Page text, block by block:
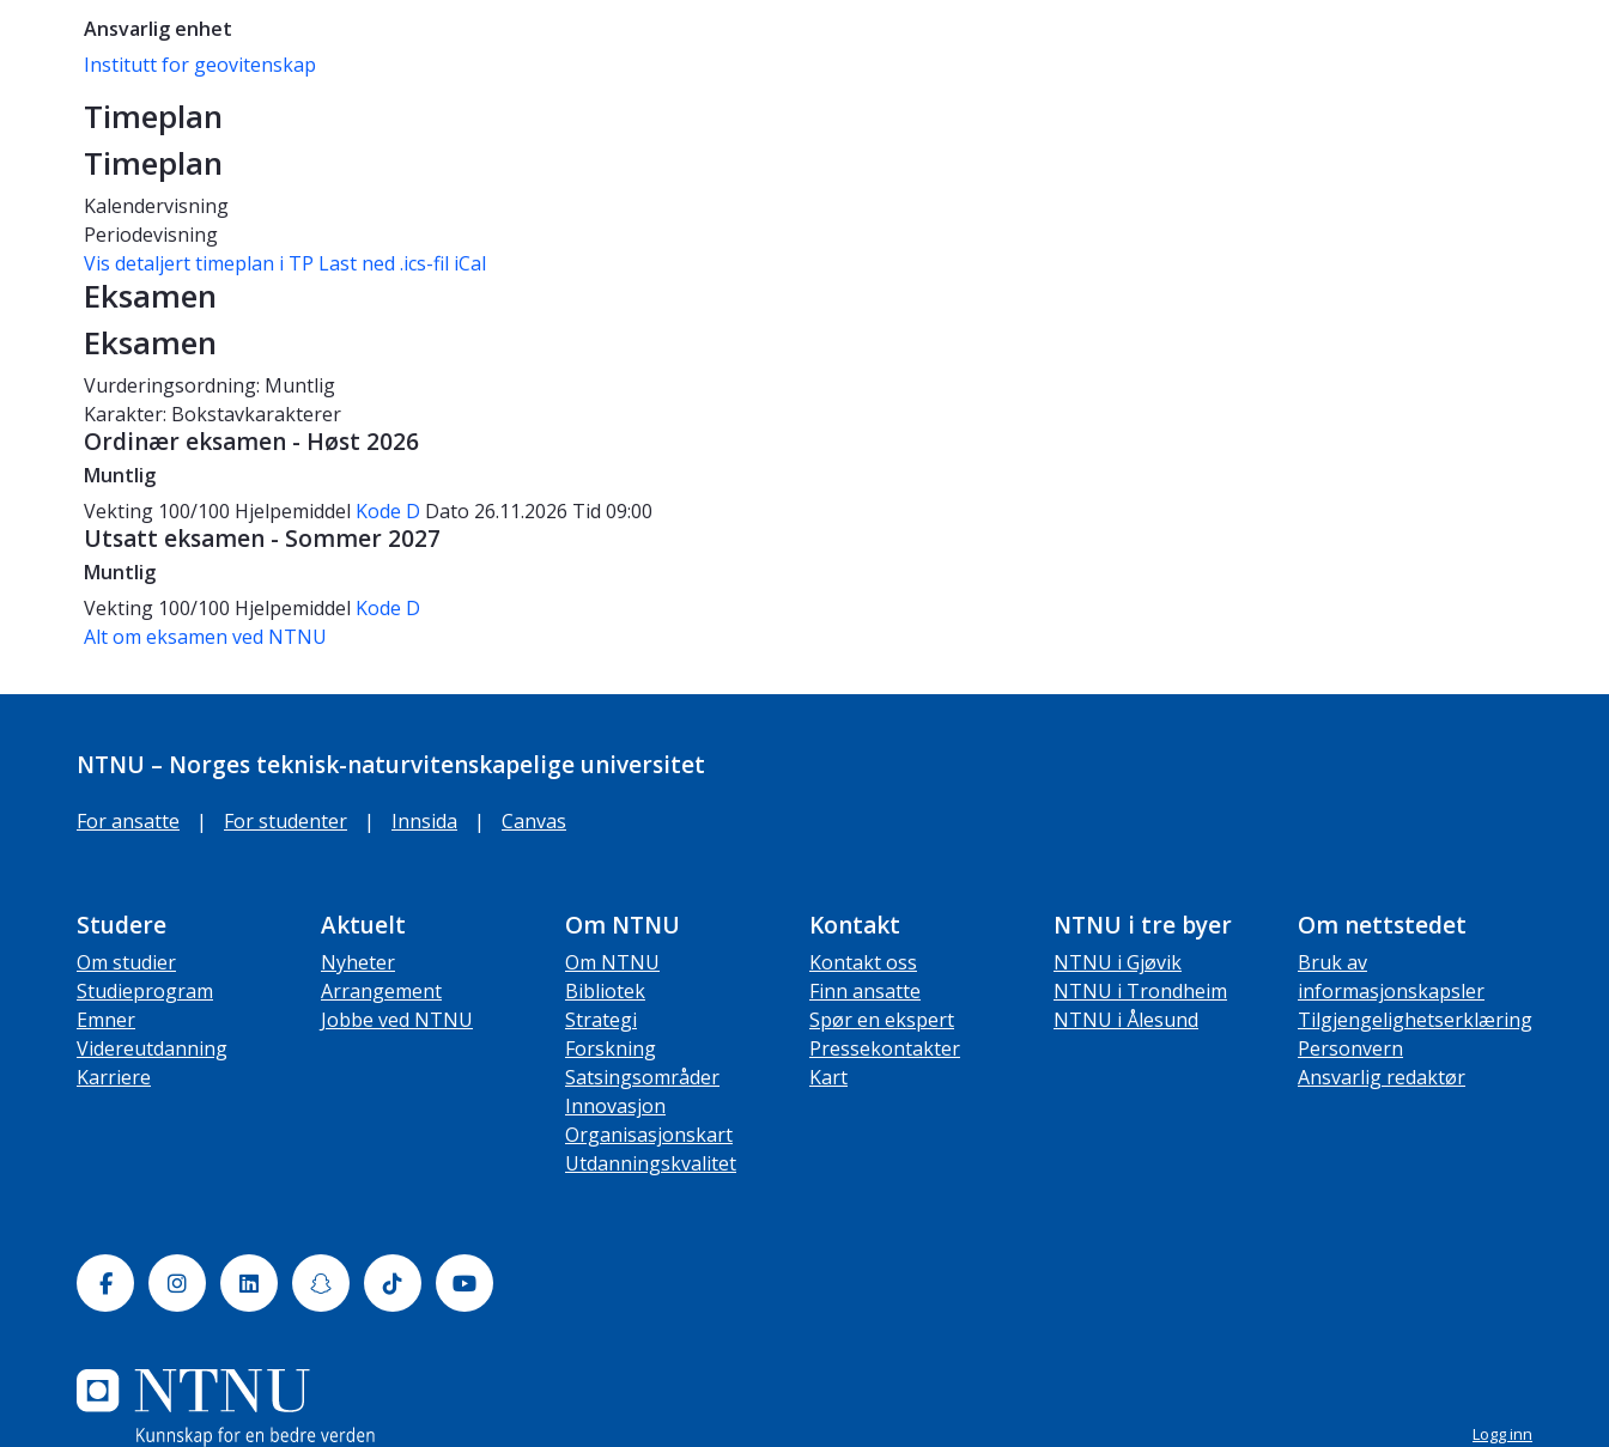
Ansvarlig enhet
Institutt for geovitenskap
Timeplan
Timeplan
Kalendervisning
Periodevisning
Vis detaljert timeplan i TP Last ned .ics-fil iCal
Eksamen
Eksamen
Vurderingsordning: Muntlig
Karakter: Bokstavkarakterer
Ordinær eksamen - Høst 2026
Muntlig
Vekting 100/100 Hjelpemiddel Kode D Dato 26.11.2026 Tid 09:00
Utsatt eksamen - Sommer 2027
Muntlig
Vekting 100/100 Hjelpemiddel Kode D
Alt om eksamen ved NTNU
NTNU – Norges teknisk-naturvitenskapelige universitet
For ansatte | For studenter | Innsida | Canvas
Studere
Om studier
Studieprogram
Emner
Videreutdanning
Karriere
Aktuelt
Nyheter
Arrangement
Jobbe ved NTNU
Om NTNU
Om NTNU
Bibliotek
Strategi
Forskning
Satsingsområder
Innovasjon
Organisasjonskart
Utdanningskvalitet
Kontakt
Kontakt oss
Finn ansatte
Spør en ekspert
Pressekontakter
Kart
NTNU i tre byer
NTNU i Gjøvik
NTNU i Trondheim
NTNU i Ålesund
Om nettstedet
Bruk av
informasjonskapsler
Tilgjengelighetserklæring
Personvern
Ansvarlig redaktør
FacebookInstagramLinkedinSnapchatTiktok Youtube
Logg inn